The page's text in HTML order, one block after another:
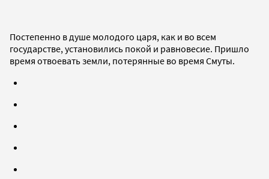
Постепенно в душе молодого царя, как и во всем
государстве, установились покой и равновесие. Пришло
время отвоевать земли, потерянные во время Смуты.